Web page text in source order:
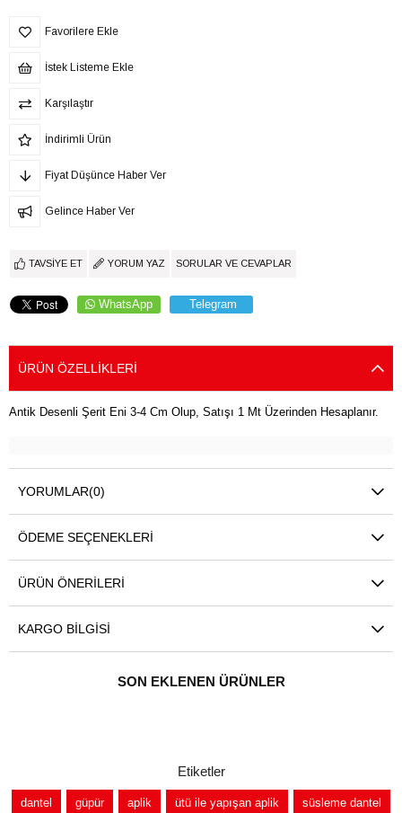
Favorilere Ekle
İstek Listeme Ekle
Karşılaştır
İndirimli Ürün
Fiyat Düşünce Haber Ver
Gelince Haber Ver
TAVSIYE ET YORUM YAZ SORULAR VE CEVAPLAR
WhatsApp Telegram
ÜRÜN ÖZELLIKLERI
Antik Desenli Şerit Eni 3-4 Cm Olup, Satışı 1 Mt Üzerinden Hesaplanır.
YORUMLAR(0)
ÖDEME SEÇENEKLERI
ÜRÜN ÖNERILERI
KARGO BILGISI
SON EKLENEN ÜRÜNLER
Etiketler
dantel güpür aplik ütü ile yapışan aplik süsleme dantel